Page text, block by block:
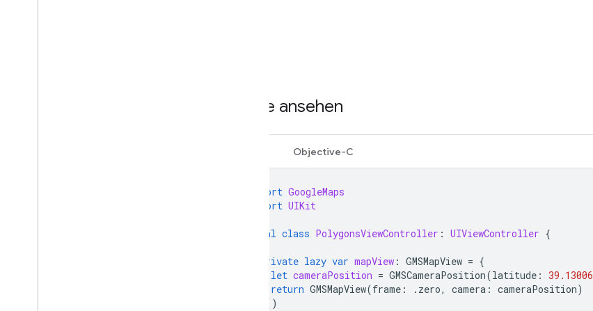
Code ansehen
Objective-C
import GoogleMaps
import UIKit
final class PolygonsViewController : UIViewController {
private lazy var mapView : GMSMapView = {
let cameraPosition = GMSCameraPosition(latitude : 39.13006
return GMSMapView(frame : . zero, camera : cameraPosition)
}()